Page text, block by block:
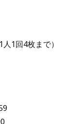
1回4枚まで）